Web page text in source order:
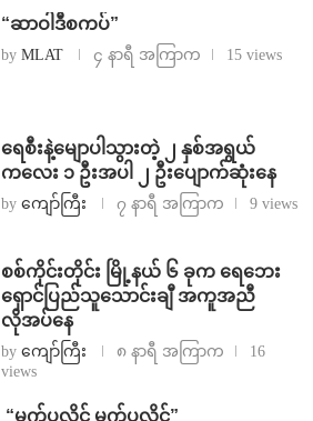
“ဆာဝါဒီစကပ်”
by MLAT ၄ နာရီ အကြာက 15 views
ရေစီးနဲ့မျောပါသွားတဲ့ ၂ နှစ်အရွယ်
ကလေး ၁ ဦးအပါ ၂ ဦးပျောက်ဆုံးနေ
by ကျော်ကြီး ၇ နာရီ အကြာက 9 views
စစ်ကိုင်းတိုင်း မြို့နယ် ၆ ခုက ရေဘေး
ရှောင်ပြည်သူသောင်းချီ အကူအညီ
လိုအပ်နေ
by ကျော်ကြီး ၈ နာရီ အကြာက
16
views
⁨ ⁨“မက်ပလိုင် မက်ပလိုင်”